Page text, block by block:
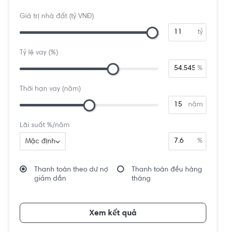
Giá trị nhà đất (tỷ VNĐ)
tỷ
Tỷ lệ vay (%)
%
Thời hạn vay (năm)
năm
Lãi suất %/năm
Mặc định %
Thanh toán theo dư nợ
giảm dần
Thanh toán đều hàng
tháng
Xem kết quả